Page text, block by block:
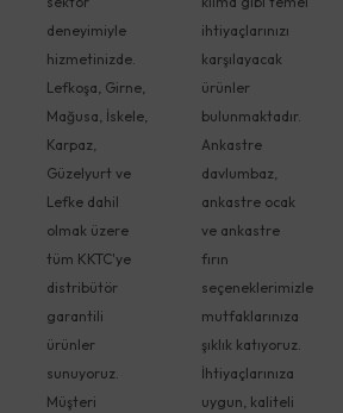
deneyimiyle
hizmetinizde.
Lefkoşa, Girne,
Mağusa, İskele,
Karpaz,
Güzelyurt ve
Lefke dahil
olmak üzere
tüm KKTC'ye
distribütör
garantili
ürünler
sunuyoruz.
Müşteri
ihtiyaçlarınızı
karşılayacak
ürünler
bulunmaktadır.
Ankastre
davlumbaz,
ankastre ocak
ve ankastre
fırın
seçeneklerimizle
mutfaklarınıza
şıklık katıyoruz.
İhtiyaçlarınıza
uygun, kaliteli